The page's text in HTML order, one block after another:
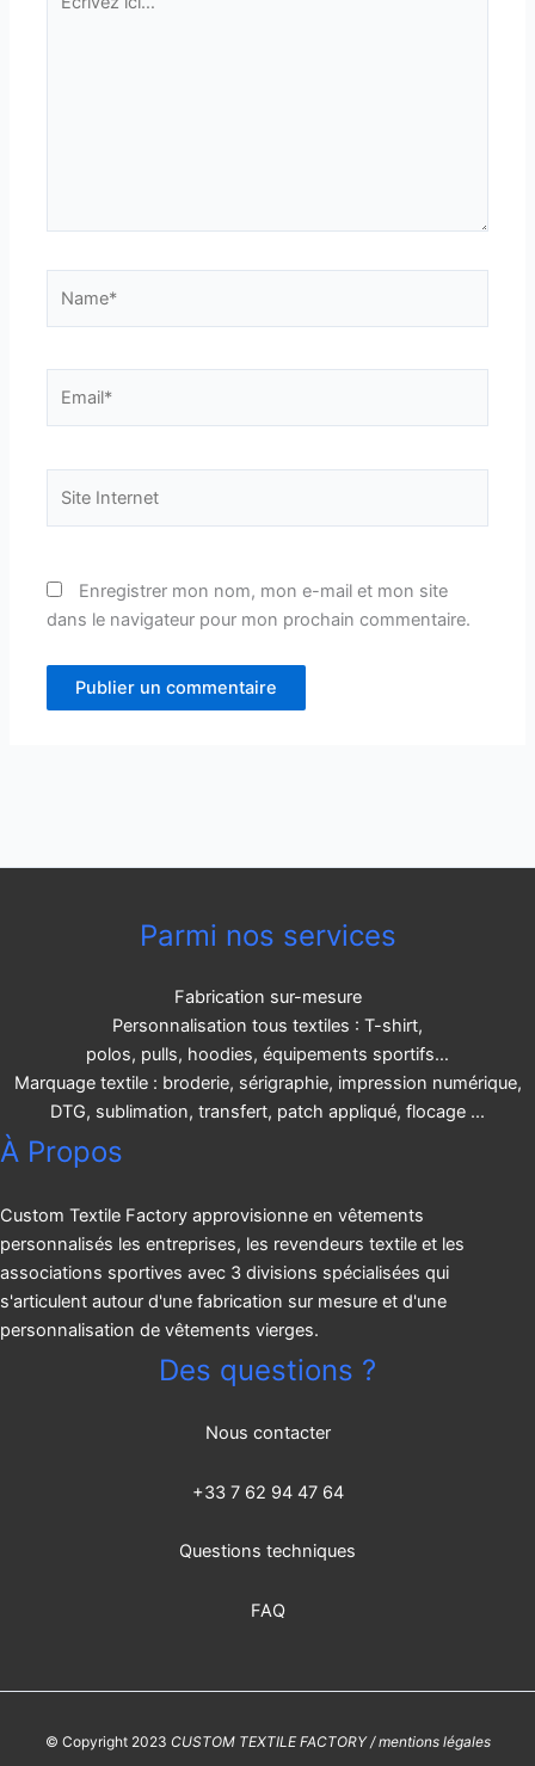
ici…
Internet
Enregistrer mon nom, mon e-mail et mon site
dans le navigateur pour mon prochain commentaire.
Parmi nos services
Fabrication sur-mesure
Personnalisation tous textiles : T-shirt,
polos, pulls, hoodies, équipements sportifs…
Marquage textile : broderie, sérigraphie, impression numérique,
DTG, sublimation, transfert, patch appliqué, flocage ...
À Propos
Custom Textile Factory approvisionne en vêtements
personnalisés les entreprises, les revendeurs textile et les
associations sportives avec 3 divisions spécialisées qui
s'articulent autour d'une fabrication sur mesure et d'une
personnalisation de vêtements vierges.
Des questions ?
Nous contacter
+33 7 62 94 47 64
Questions techniques
FAQ
© Copyright 2023 CUSTOM TEXTILE FACTORY / mentions légales